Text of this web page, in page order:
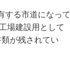
する市道になって
場建設用として
が残されてい